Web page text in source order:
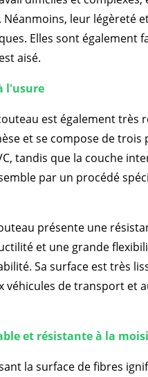
leur légèreté
Elles sont également
aisé.
l'usure
est également très
et se compose de trois
tandis que la couche
par un procédé
présente une
et une grande
Sa surface est très
de transport et
et résistante à la
la surface de fibres